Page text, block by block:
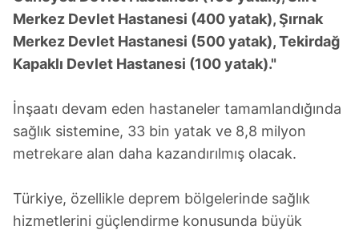
gösterilmeyecektir."
Sizlere daha iyi bir hizmet sunabilmek için İnternet
Sitemizde kendimize ve üçüncü kişilere ait çerezler
verileriniz işlenmekte olup gerekli olan çerezler bilgi
toplumu hizmetlerinin sunulması amacıyla
kullanılmaktadır. Diğer çerezler, sitemizin daha işlevsel
sınırlı olarak açık rızanız dahilinde kullanılacaktır.
Merkez Devlet Hastanesi (400 yatak), Şırnak
Merkez Devlet Hastanesi (500 yatak), Tekirdağ
Kapaklı Devlet Hastanesi (100 yatak)."
İnşaatı devam eden hastaneler tamamlandığında
sağlık sistemine, 33 bin yatak ve 8,8 milyon
metrekare alan daha kazandırılmış olacak.
Türkiye, özellikle deprem bölgelerinde sağlık
hizmetlerini güçlendirme konusunda büyük